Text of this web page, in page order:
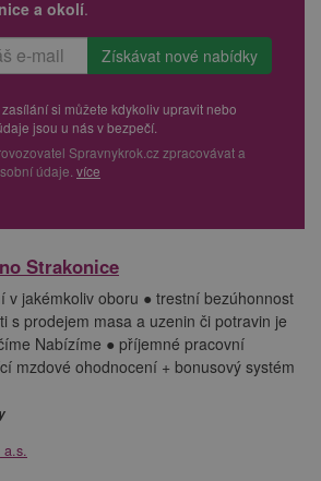
a okolí.
si můžete kdykoliv upravit nebo
jsou u nás v bezpečí.
Spravnykrok.cz zpracovávat a
údaje. více
Strakonice
v jakémkoliv oboru ● trestní bezúhonnost
s prodejem masa a uzenin či potravin je
Nabízíme ● příjemné pracovní
mzdové ohodnocení + bonusový systém
a.s.